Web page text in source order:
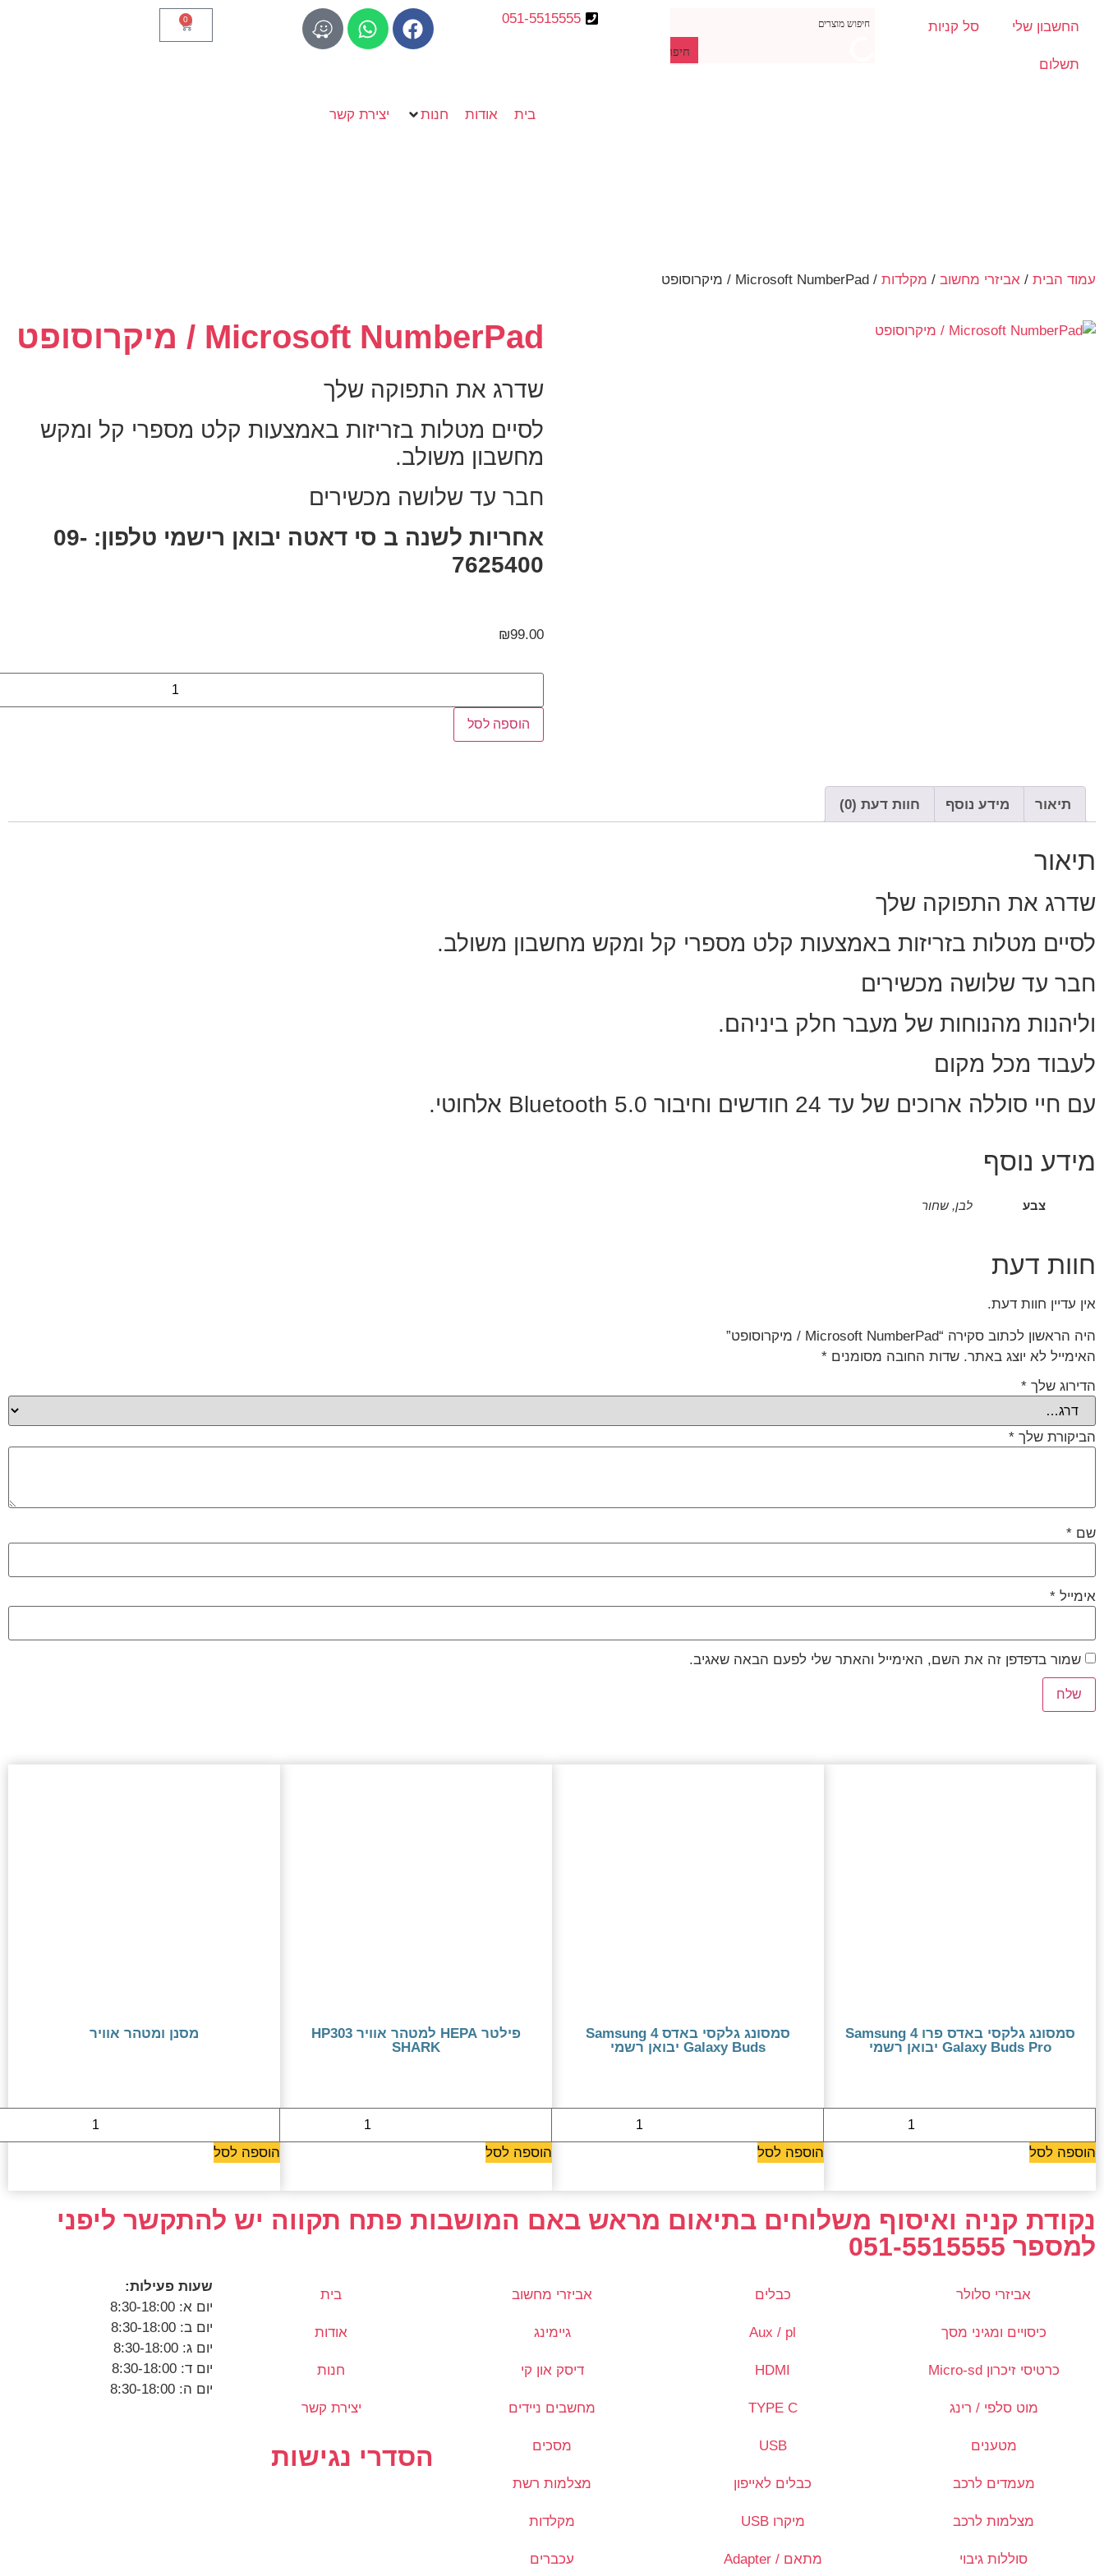
החשבון שלי סל קניות
תשלום
חיפוש מוצרים
051-5515555
0
בית אודות חנות יצירת קשר
עמוד הבית / אביזרי מחשוב / מקלדות / Microsoft NumberPad / מיקרוסופט
Microsoft NumberPad / מיקרוסופט
שדרג את התפוקה שלך
לסיים מטלות בזריזות באמצעות קלט מספרי קל ומקש
מחשבון משולב.
חבר עד שלושה מכשירים
אחריות לשנה ב סי דאטה יבואן רישמי טלפון: 09-
7625400
₪99.00
הוספה לסל
תיאור מידע נוסף חוות דעת (0)
תיאור
שדרג את התפוקה שלך
לסיים מטלות בזריזות באמצעות קלט מספרי קל ומקש מחשבון משולב.
חבר עד שלושה מכשירים
וליהנות מהנוחות של מעבר חלק ביניהם.
לעבוד מכל מקום
עם חיי סוללה ארוכים של עד 24 חודשים וחיבור Bluetooth 5.0 אלחוטי.
מידע נוסף
צבע לבן, שחור
חוות דעת
אין עדיין חוות דעת.
היה הראשון לכתוב סקירה “Microsoft NumberPad / מיקרוסופט”
האימייל לא יוצג באתר. שדות החובה מסומנים *
הדירוג שלך *
הביקורת שלך *
שם *
אימייל *
שמור בדפדפן זה את השם, האימייל והאתר שלי לפעם הבאה שאגיב.
סמסונג גלקסי באדס פרו 4 Samsung
Galaxy Buds Pro יבואן רשמי
הוספה לסל
סמסונג גלקסי באדס 4 Samsung
Galaxy Buds יבואן רשמי
הוספה לסל
פילטר HEPA למטהר אוויר HP303
SHARK
הוספה לסל
מסנן ומטהר אוויר
הוספה לסל
נקודת קניה ואיסוף משלוחים בתיאום מראש באם המושבות פתח תקווה יש להתקשר ליפני
למספר 051-5515555
אביזרי סלולר
כיסויים ומגיני מסך
כרטיסי זיכרון Micro-sd
מוט סלפי / רינג
מטענים
מעמדים לרכב
מצלמות לרכב
סוללות גיבוי
כבלים
Aux / pl
HDMI
TYPE C
USB
כבלים לאייפון
מיקרו USB
מתאם / Adapter
אביזרי מחשוב
גיימינג
דיסק און קי
מחשבים ניידים
מסכים
מצלמות רשת
מקלדות
עכברים
בית
אודות
חנות
יצירת קשר
הסדרי נגישות
שעות פעילות:
יום א: 8:30-18:00
יום ב: 8:30-18:00
יום ג: 8:30-18:00
יום ד: 8:30-18:00
יום ה: 8:30-18:00